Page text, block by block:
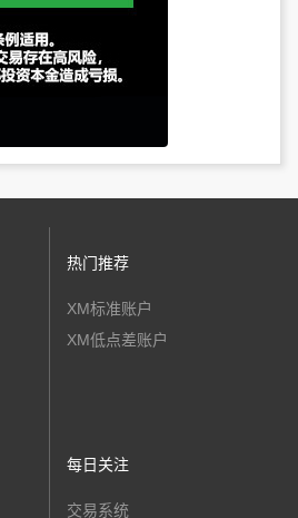
热门推荐
XM标准账户
XM低点差账户
每日关注
交易系统